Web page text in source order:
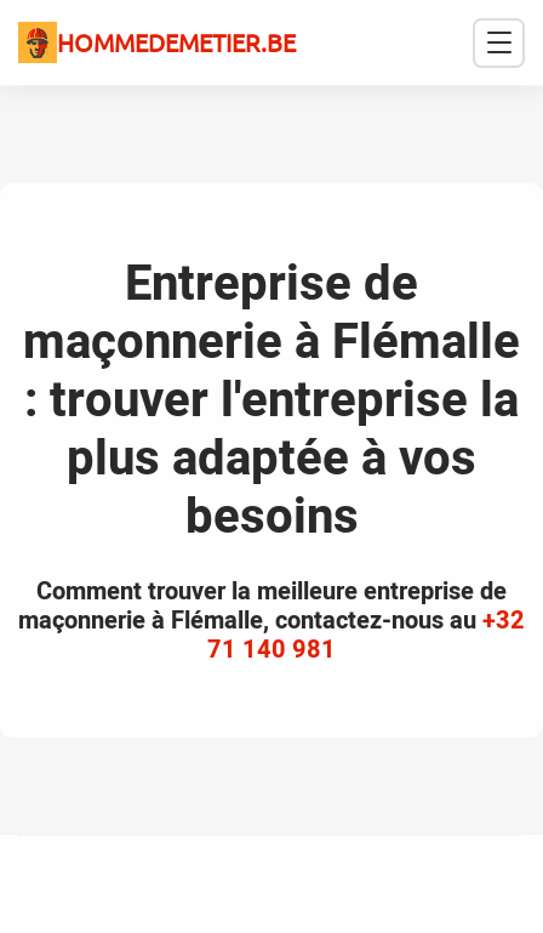
HOMMEDEMETIER.BE
Entreprise de
maçonnerie à Flémalle
: trouver l'entreprise la
plus adaptée à vos
besoins
Comment trouver la meilleure entreprise de
maçonnerie à Flémalle, contactez-nous au+32
71 140 981